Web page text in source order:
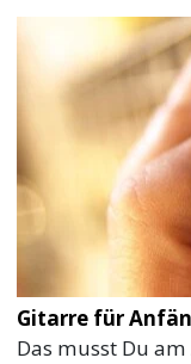
Gitarre für
Das musst Du